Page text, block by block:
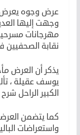
عرض وجوه يعرض
وجهت إليها
مهرجانات
نقابة الصحفيين
يذكر أن العرض
يوسف عقيلة ،
الكبير الراحل
كما يتضمن
واستعراضات